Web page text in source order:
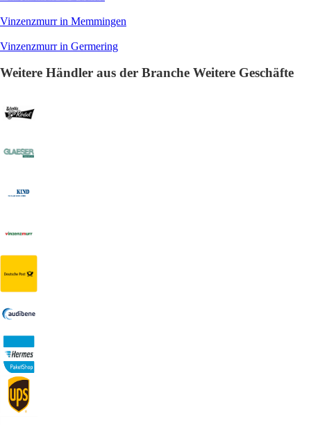
Vinzenzmurr in Memmingen
Vinzenzmurr in Germering
Weitere Händler aus der Branche Weitere Geschäfte